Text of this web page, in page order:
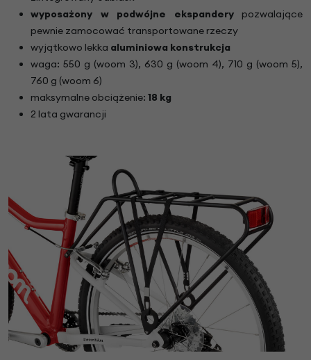
wyposażony w podwójne ekspanderypozwalające
pewnie zamocować transportowane rzeczy
wyjątkowo lekka aluminiowa konstrukcja
waga: 550 g (woom 3), 630 g (woom 4), 710 g (woom 5),
760 g (woom 6)
maksymalne obciążenie: 18 kg
2 lata gwarancji